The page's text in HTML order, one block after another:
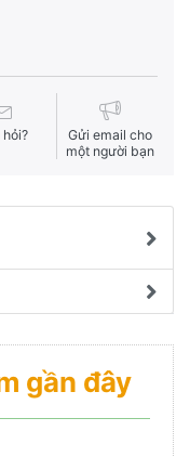
hỏi?
Gửi email cho
một người bạn
gần đây